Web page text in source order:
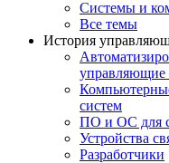
Системы и
Все темы
История
управляющие
систем
ПО и ОС для
Устройства
Разработчики